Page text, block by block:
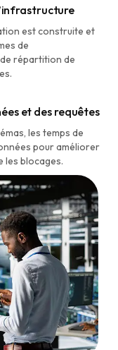
est construite et
de
répartition de
et des requêtes
les temps de
pour améliorer
les blocages.